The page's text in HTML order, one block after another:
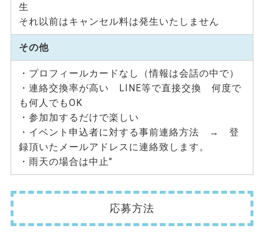
生
それ以前はキャンセル料は発生いたしません
その他
・プロフィールカードなし（情報は会話の中で）
・連絡交換率が高い LINE等で直接交換 何度で
も何人でもOK
・参加加するだけで楽しい
・イベント申込者に対する事前連絡方法 → 登
録頂いたメールアドレスに連絡致します。
・雨天の場合は中止"
応募方法